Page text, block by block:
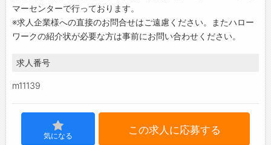
マーセンターで行っております。
※求人企業様への直接のお問合せはご遠慮ください。またハロー
ワークの紹介状が必要な方は事前にお問い合わせください。
求人番号
m11139
気になる この求人に応募する